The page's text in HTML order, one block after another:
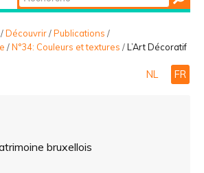
Recherche
avancée…
/Découvrir/Publications /
/N°34: Couleurs et textures /L’Art Décoratif
NL FR
bruxellois